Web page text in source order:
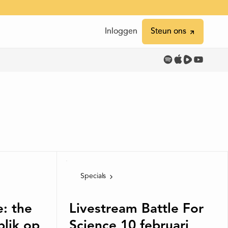
Inloggen
Inloggen Steun ons
Steun ons
the
Specials
Livestream Battle For